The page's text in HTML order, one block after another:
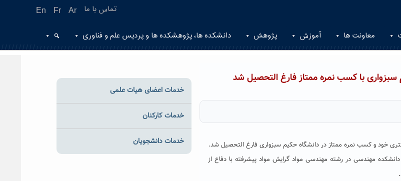
En Fr Ar تماس با ما
معاونت ها آموزش پژوهش دانشکده ها، پژوهشکده ها و پردیس علم و فناوری
با کسب نمره ممتاز فارغ التحصیل شد
خود و کسب نمره ممتاز در دانشگاه حکیم سبزواری فارغ التحصیل شد.
مهندسی در رشته مهندسی مواد گرایش مواد پیشرفته با دفاع از
.
خدمات اعضای هیات علمی
خدمات کارکنان
خدمات دانشجویان